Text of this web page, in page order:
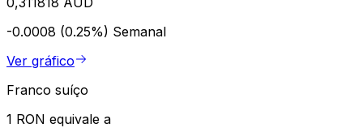
-0.0008 (0.25%) Semanal
Ver gráfico
Franco suíço
1 RON equivale a